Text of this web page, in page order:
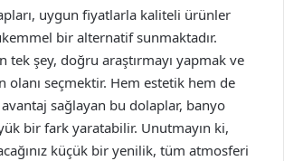
uygun fiyatlarla kaliteli ürünler
bir alternatif sunmaktadır.
tek şey, doğru araştırmayı yapmak ve
olanı seçmektir. Hem estetik hem de
sağlayan bu dolaplar, banyo
bir fark yaratabilir. Unutmayın ki,
küçük bir yenilik, tüm atmosferi